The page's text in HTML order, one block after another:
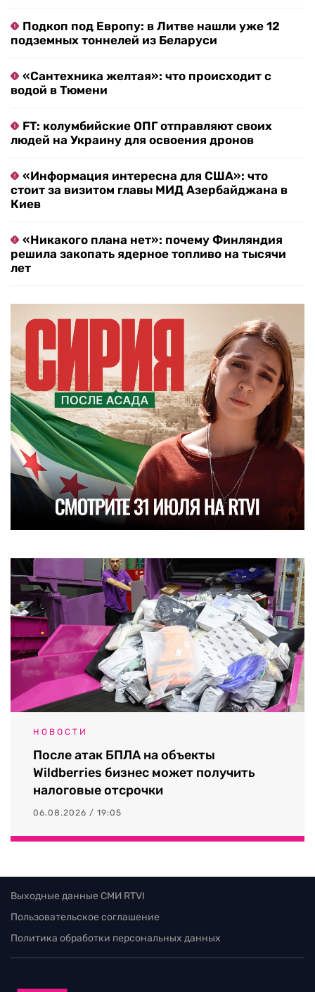
Подкоп под Европу: в Литве нашли уже 12
подземных тоннелей из Беларуси
«Сантехника желтая»: что происходит с
водой в Тюмени
FT: колумбийские ОПГ отправляют своих
людей на Украину для освоения дронов
«Информация интересна для США»: что
стоит за визитом главы МИД Азербайджана в
Киев
«Никакого плана нет»: почему Финляндия
решила закопать ядерное топливо на тысячи
лет
НОВОСТИ
После атак БПЛА на объекты
Wildberries бизнес может получить
налоговые отсрочки
06.08.2026 / 19:05
Выходные данные СМИ RTVI
Пользовательское соглашение
Политика обработки персональных данных